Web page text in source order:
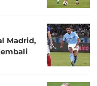
Madrid,